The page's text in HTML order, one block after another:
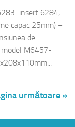
6284,
capac 25mm) –
de
M6457-
următoare »